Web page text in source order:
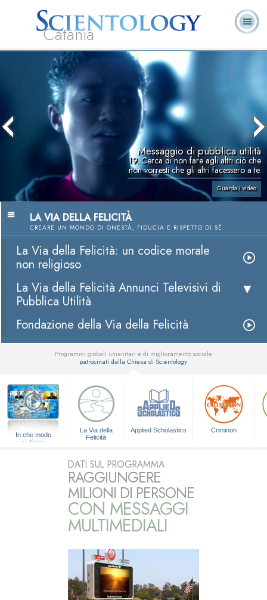
Catania
L. Ron Hubbard:
Fondatore
Che cos’è
Volontari
Messaggio di pubblica utilità
19. Cerca di non fare agli altri ciò che
non vorresti che gli altri facessero a te.
Guarda i video
LA VIA DELLA FELICITÀ
CREARE UN MONDO DI ONESTÀ, FIDUCIA E RISPETTO DI SÉ
La Via della Felicità: un codice morale
non religioso
La Via della Felicità Annunci Televisivi di
Pubblica Utilità
Fondazione della Via della Felicità
Programmi globali umanitari e di miglioramento sociale
patrocinati dalla Chiesa di Scientology
In che modo
aiutiamo
La Via della
Felicità
Applied Scholastics Criminon
DATI SUL PROGRAMMA
RAGGIUNGERE
MILIONI DI PERSONE
CON MESSAGGI
MULTIMEDIALI